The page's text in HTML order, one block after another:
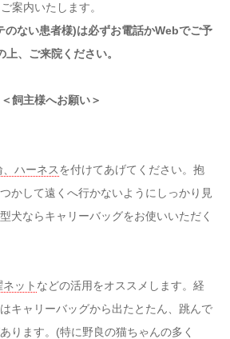
ご案内いたします。
のない患者様)は必ずお電話かWebでご予
上、ご来院ください。
＜飼主様へお願い＞
ハーネスを付けてあげてください。抱
かして遠くへ行かないようにしっかり見
犬ならキャリーバッグをお使いいただく
ット などの活用をオススメします。経
キャリーバッグから出たとたん、跳んで
ります。(特に野良の猫ちゃんの多く